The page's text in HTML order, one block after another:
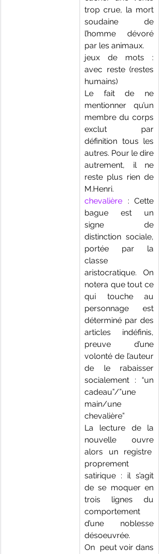
trop crue, la mort
soudaine de
l’homme dévoré
par les animaux.
jeux de mots :
avec reste (restes
humains)
Le fait de ne
mentionner qu’un
membre du corps
exclut par
définition tous les
autres. Pour le dire
autrement, il ne
reste plus rien de
M.Henri.
chevalière : Cette
bague est un
signe de
distinction sociale,
portée par la
classe
aristocratique. On
notera que tout ce
qui touche au
personnage est
déterminé par des
articles indéfinis,
preuve d’une
volonté de l’auteur
de le rabaisser
socialement : “un
cadeau”/”une
main/une
chevalière”
La lecture de la
nouvelle ouvre
alors un registre
proprement
satirique : il s’agit
de se moquer en
trois lignes du
comportement
d’une noblesse
désoeuvrée.
On  peut voir dans